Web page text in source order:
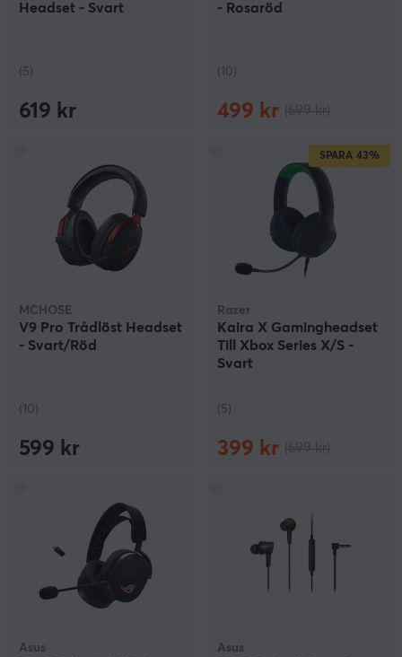
Headset - Svart
(5)
619 kr
- Rosaröd
(10)
499 kr
MCHOSE
V9 Pro Trådlöst Headset
- Svart/Röd
(10)
599 kr
SPARA 43%
Razer
Kaira X Gamingheadset
Till Xbox Series X/S -
Svart
(5)
399 kr
Asus Asus